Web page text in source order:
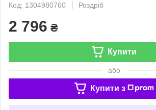
Код: 1304980760
Роздріб
2 796 ₴
Купити
або
Купити з